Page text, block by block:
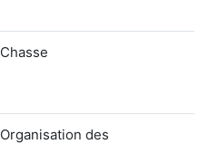
Chasse
Organisation des